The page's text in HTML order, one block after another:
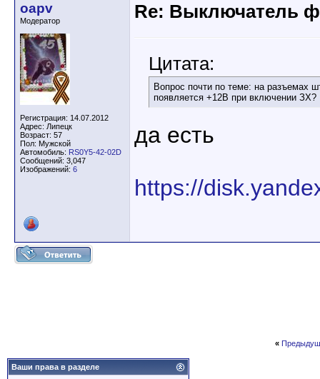
oapv
Модератор
Регистрация: 14.07.2012
Адрес: Липецк
Возраст: 57
Пол: Мужской
Автомобиль: RS0Y5-42-02D
Сообщений: 3,047
Изображений: 6
Re: Выключатель
Цитата:
Вопрос почти по теме: на разъемах
появляется +12В при включении ЗХ?
да есть
https://
«
Ваши права в разделе